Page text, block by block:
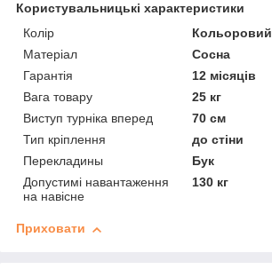
Користувальницькі характеристики
Колір
Кольоровий
Матеріал
Сосна
Гарантія
12 місяців
Вага товару
25 кг
Виступ турніка вперед
70 см
Тип кріплення
до стіни
Перекладины
Бук
Допустимі навантаження
на навісне
130 кг
Приховати